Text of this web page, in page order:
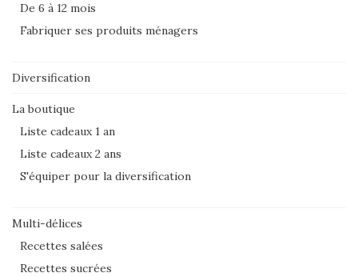
De 6 à 12 mois
Fabriquer ses produits ménagers
Diversification
La boutique
Liste cadeaux 1 an
Liste cadeaux 2 ans
S'équiper pour la diversification
Multi-délices
Recettes salées
Recettes sucrées